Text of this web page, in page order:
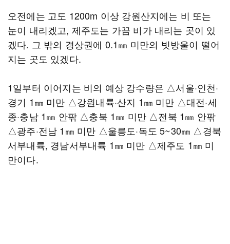
오전에는 고도 1200m 이상 강원산지에는 비 또는
눈이 내리겠고, 제주도는 가끔 비가 내리는 곳이 있
겠다. 그 밖의 경상권에 0.1㎜ 미만의 빗방울이 떨어
지는 곳도 있겠다.
1일부터 이어지는 비의 예상 강수량은 △서울·인천·
경기 1㎜ 미만 △강원내륙·산지 1㎜ 미만 △대전·세
종·충남 1㎜ 안팎 △충북 1㎜ 미만 △전북 1㎜ 안팎
△광주·전남 1㎜ 미만 △울릉도·독도 5~30㎜ △경북
서부내륙, 경남서부내륙 1㎜ 미만 △제주도 1㎜ 미
만이다.